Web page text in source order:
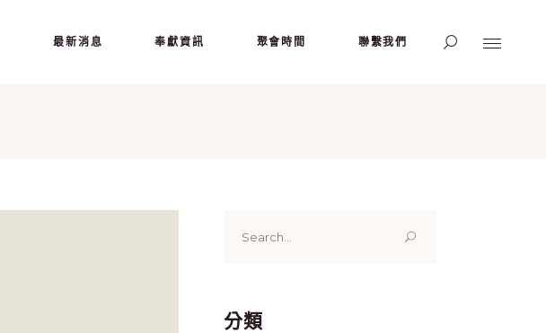
最新消息 奉獻資訊 聚會時間 聯繫我們
for:
分類